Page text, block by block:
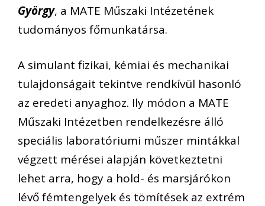
György, a MATE Műszaki Intézetének
tudományos főmunkatársa.
A simulant fizikai, kémiai és mechanikai
tulajdonságait tekintve rendkívül hasonló
az eredeti anyaghoz. Ily módon a MATE
Műszaki Intézetben rendelkezésre álló
speciális laboratóriumi műszer mintákkal
végzett mérései alapján következtetni
lehet arra, hogy a hold- és marsjárókon
lévő fémtengelyek és tömítések az extrém